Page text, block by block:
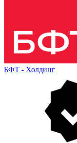
БФТ - Холдинг